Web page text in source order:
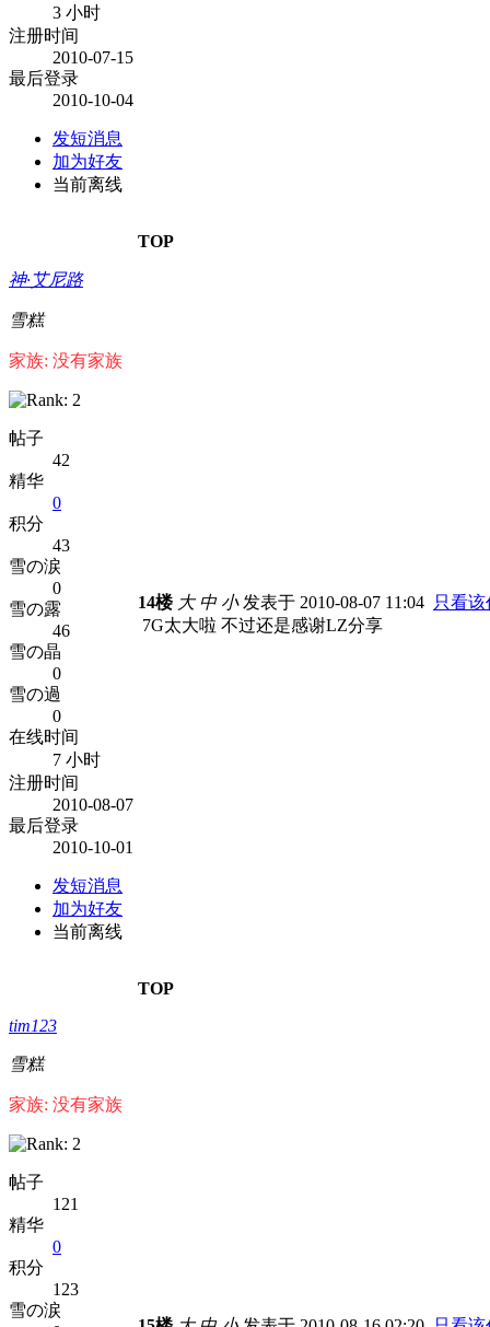
3 小时
注册时间
2010-07-15
最后登录
2010-10-04
发短消息
加为好友
当前离线
TOP
神·艾尼路
雪糕
家族: 没有家族
帖子
42
精华
0
积分
43
雪の涙
0
雪の露
46
雪の晶
0
雪の過
0
在线时间
7 小时
注册时间
2010-08-07
最后登录
2010-10-01
发短消息
加为好友
当前离线
14楼 大 中 小发表于 2010-08-07 11:04 只看该
7G太大啦 不过还是感谢LZ分享
TOP
tim123
雪糕
家族: 没有家族
帖子
121
精华
0
积分
123
雪の涙